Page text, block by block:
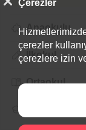
Anaokulu
İlkokul
Ortaokul
Çerezler
çerezler
çerezlere izin